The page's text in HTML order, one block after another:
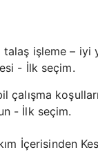
talaş işleme – iyi
- İlk seçim.
çalışma
- İlk seçim.
İçerisinden